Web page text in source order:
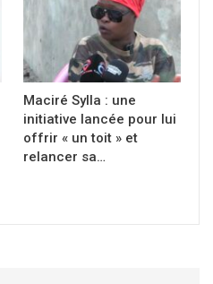
Maciré Sylla : une
initiative lancée pour lui
offrir « un toit » et
relancer sa…